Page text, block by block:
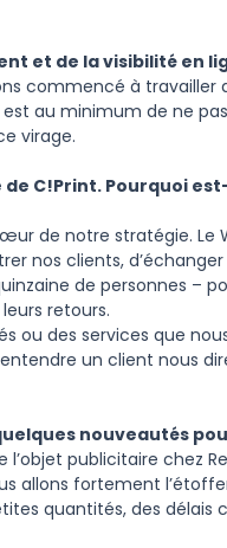
et de la visibilité en
commencé à travailler
au minimum de ne
virage.
C!Print. Pourquoi
de notre stratégie.
nos clients,
de personnes –
retours.
ou des services que
un client nous
nouveautés
l’objet publicitaire chez
allons fortement
quantités, des